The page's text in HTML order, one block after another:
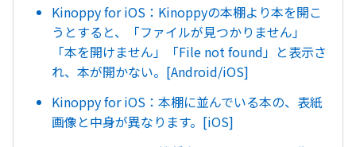
Kinoppy for iOS：Kinoppyの本棚より本を開こ
うとすると、「ファイルが見つかりません」
「本を開けません」「File not found」と表示さ
れ、本が開かない。[Android/iOS]
Kinoppy for iOS：本棚に並んでいる本の、表紙
画像と中身が異なります。[iOS]